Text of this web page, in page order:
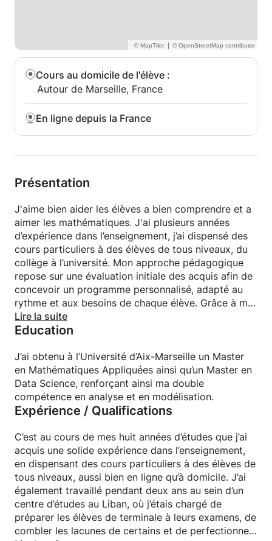
⏰ Disponibilités
• En soirée en semaine et c'est possible en journée
certain jours de la semaine
• Week-ends
• Vacances scolaires (possibilité de stages de
révision en petit groupe).
|
Cours au domicile de l'élève :
Autour de Marseille, France
En ligne depuis la France
Présentation
J'aime bien aider les élèves a bien comprendre et a
aimer les mathématiques. J'ai plusieurs années
d’expérience dans l’enseignement, j’ai dispensé des
cours particuliers à des élèves de tous niveaux, du
collège à l’université. Mon approche pédagogique
repose sur une évaluation initiale des acquis afin de
concevoir un programme personnalisé, adapté au
rythme et aux besoins de chaque élève. Grâce à ma
double compétence en mathématiques et en data
science, je peux également accompagner les
statistiques, programmation ou analyse de données.
Lire la suite
Education
J’ai obtenu à l’Université d’Aix-Marseille un Master
en Mathématiques Appliquées ainsi qu’un Master en
Data Science, renforçant ainsi ma double
compétence en analyse et en modélisation.
Expérience / Qualifications
C’est au cours de mes huit années d’études que j’ai
acquis une solide expérience dans l’enseignement,
en dispensant des cours particuliers à des élèves de
tous niveaux, aussi bien en ligne qu’à domicile. J’ai
également travaillé pendant deux ans au sein d’un
centre d’études au Liban, où j’étais chargé de
préparer les élèves de terminale à leurs examens, de
combler les lacunes de certains et de perfectionner